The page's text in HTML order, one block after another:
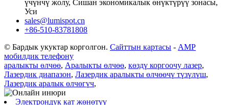
үчүнчү жолу, Сишан экономикалык өнүктүрүү зонасы,
Уси
sales@lumispot.cn
+86-510-83781808
© Бардык укуктар корголгон. Сайттын картасы - AMP
мобилдик телефону
аралыкты өлчөө, Аралыкты өлчөө, көздү коргоочу лазер,
Лазердик диапазон, Лазердик аралыкты өлчөөчү түзүлүш,
Лазердик аралык өлчөгүч,
Электрондук кат жөнөтүү